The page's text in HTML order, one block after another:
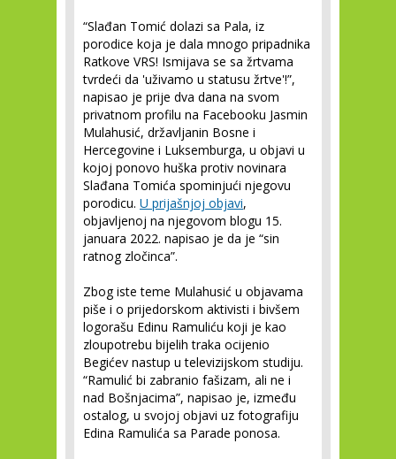
“Slađan Tomić dolazi sa Pala, iz
porodice koja je dala mnogo pripadnika
Ratkove VRS! Ismijava se sa žrtvama
tvrdeći da 'uživamo u statusu žrtve'!”,
napisao je prije dva dana na svom
privatnom profilu na Facebooku Jasmin
Mulahusić, državljanin Bosne i
Hercegovine i Luksemburga, u objavi u
kojoj ponovo huška protiv novinara
Slađana Tomića spominjući njegovu
porodicu. U prijašnjoj objavi,
objavljenoj na njegovom blogu 15.
januara 2022. napisao je da je “sin
ratnog zločinca”.
Zbog iste teme Mulahusić u objavama
piše i o prijedorskom aktivisti i bivšem
logorašu Edinu Ramuliću koji je kao
zloupotrebu bijelih traka ocijenio
Begićev nastup u televizijskom studiju.
“Ramulić bi zabranio fašizam, ali ne i
nad Bošnjacima”, napisao je, između
ostalog, u svojoj objavi uz fotografiju
Edina Ramulića sa Parade ponosa.